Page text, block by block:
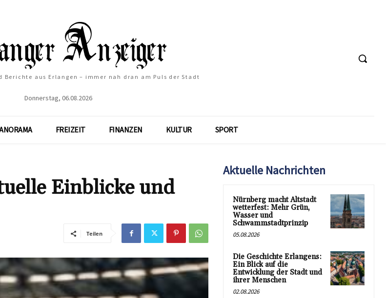
Berichte aus Erlangen – immer nah dran am Puls der Stadt
Donnerstag, 06.08.2026
FREIZEIT FINANZEN KULTUR SPORT
Einblicke und
Teilen
Aktuelle Nachrichten
Nürnberg macht Altstadt
wetterfest: Mehr Grün,
Wasser und
Schwammstadtprinzip
05.08.2026
Die Geschichte Erlangens:
Ein Blick auf die
Entwicklung der Stadt und
ihrer Menschen
02.08.2026